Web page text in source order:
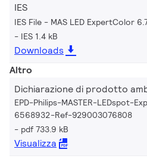
IES
IES File - MAS LED ExpertColor
IES 1.4 kB
Downloads
Altro
Dichiarazione di prodotto
EPD-Philips-MASTER-LEDspot-
6568932-Ref-929003076808
pdf 733.9 kB
Visualizza